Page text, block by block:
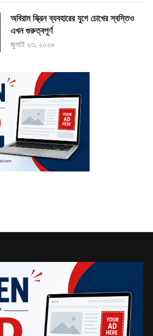
অবিরাম স্ক্রিন ব্যবহারের যুগে চোখের স্বস্তিও
এখন গুরুত্বপূর্ণ
জুলাই ২৩, ২০২৬